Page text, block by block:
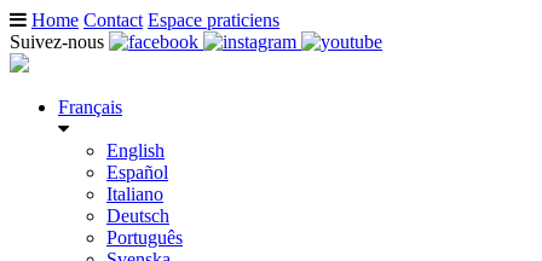
Home Contact Espace praticiens
Suivez-nous
Français
English
Español
Italiano
Deutsch
Português